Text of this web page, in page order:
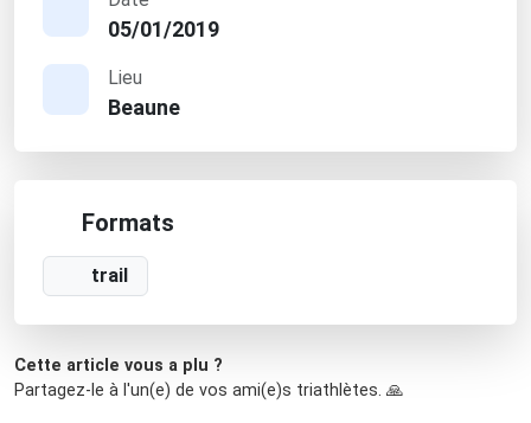
05/01/2019
Lieu
Beaune
Formats
trail
Cette article vous a plu ?
Partagez-le à l'un(e) de vos ami(e)s triathlètes. 🙏